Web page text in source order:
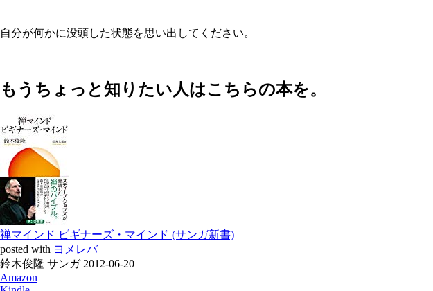
自分が何かに没頭した状態を思い出してください。
もうちょっと知りたい人はこちらの本を。
禅マインド ビギナーズ・マインド (サンガ新書)
posted with ヨメレバ
鈴木俊隆 サンガ 2012-06-20
Amazon